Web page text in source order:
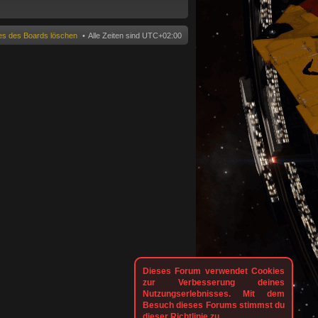
Dieses Forum verwendet Cookies
zur Verbesserung deines
Nutzungserlebnisses. Mit dem
Besuch dieses Forums stimmst du
Alle Zeiten sind UTC+02:00
des Boards löschen